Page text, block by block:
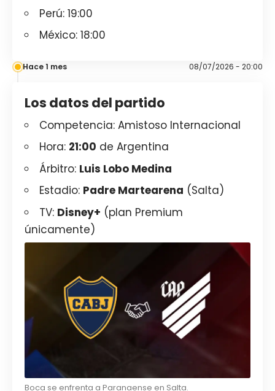
Perú: 19:00
México: 18:00
Hace 1 mes 08/07/2026 - 20:00
Los datos del partido
Competencia: Amistoso Internacional
Hora: 21:00 de Argentina
Árbitro: Luis Lobo Medina
Estadio: Padre Martearena (Salta)
TV: Disney+ (plan Premium
únicamente)
Boca se enfrenta a Paranaense en Salta.